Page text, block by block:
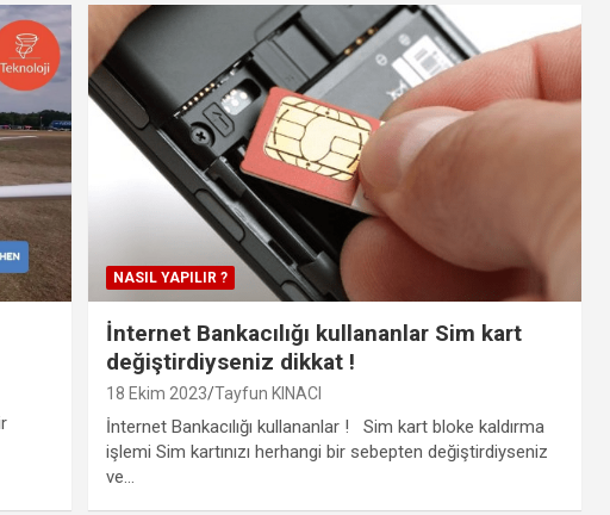
NASIL YAPILIR ?
İnternet Bankacılığı kullananlar Sim kart
değiştirdiyseniz dikkat !
18 Ekim 2023 Tayfun KINACI
İnternet Bankacılığı kullananlar ! Sim kart bloke kaldırma
işlemi Sim kartınızı herhangi bir sebepten değiştirdiyseniz
ve…